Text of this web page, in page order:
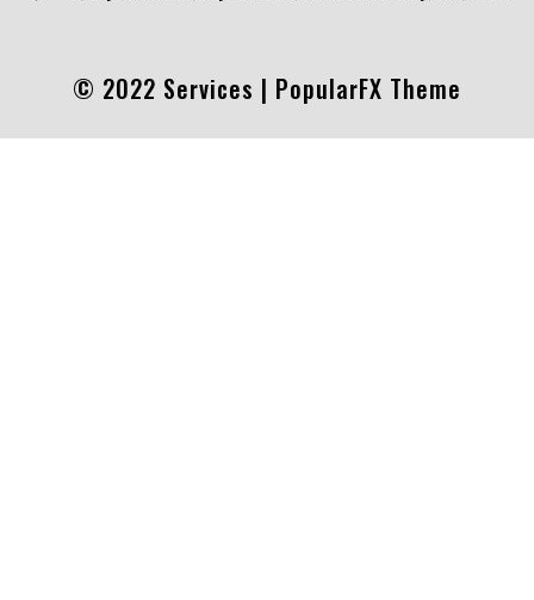
© 2022 Services | PopularFX Theme